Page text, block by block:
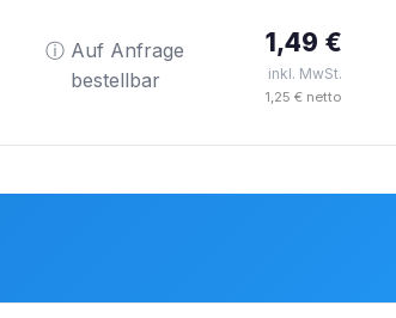
ⓘ Auf Anfrage
bestellbar
1,49 €
inkl. MwSt.
1,25 € netto